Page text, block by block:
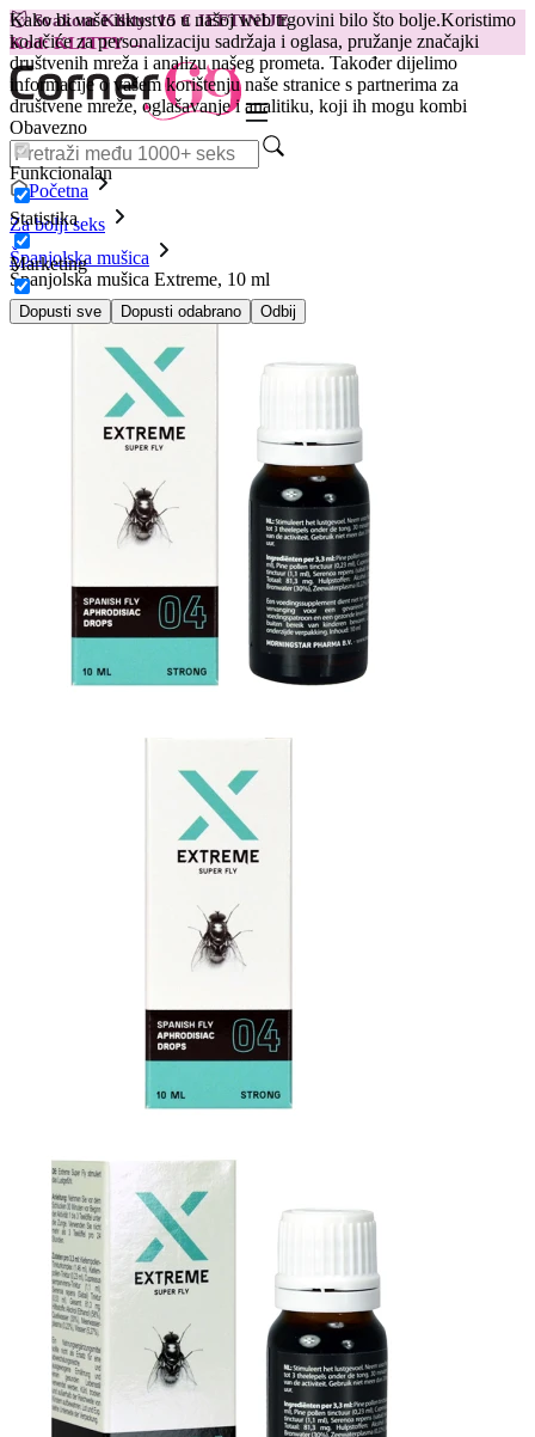
Kako bi vaše iskustvo u našoj web trgovini bilo što bolje.Koristimo
kolačiće za personalizaciju sadržaja i oglasa, pružanje značajki
društvenih mreža i analizu našeg prometa. Također dijelimo
informacije o vašem korištenju naše stranice s partnerima za
društvene mreže, oglašavanje i analitiku, koji ih mogu kombi
Obavezno
Funkcionalan
Statistika
Marketing
Dopusti sve Dopusti odabrano Odbij
😽Svakom Klitty: 15 € JEFTINIJE
Kod: KLITTY →
Početna
Za bolji seks
Španjolska mušica
Španjolska mušica Extreme, 10 ml